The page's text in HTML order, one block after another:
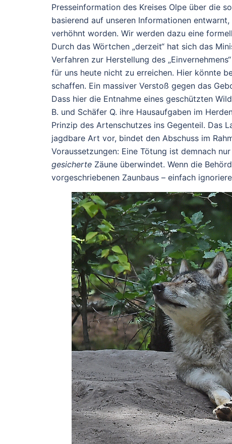
Presseinformation des Kreises Olpe über die
basierend auf unseren Informationen
verhöhnt worden. Wir werden dazu eine
Durch das Wörtchen „derzeit“ hat sich das
Verfahren zur Herstellung des
für uns heute nicht zu erreichen. Hier könnte
schaffen. Ein massiver Verstoß gegen das
Dass hier die Entnahme eines geschützten
B. und Schäfer Q. ihre Hausaufgaben im
Prinzip des Artenschutzes ins Gegenteil. Das
jagdbare Art vor, bindet den Abschuss im
Voraussetzungen: Eine Tötung ist demnach
gesicherte Zäune überwindet. Wenn die
vorgeschriebenen Zaunbaus – einfach